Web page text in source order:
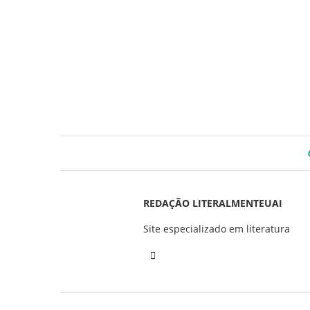
REDAÇÃO LITERALMENTEUAI
Site especializado em literatura